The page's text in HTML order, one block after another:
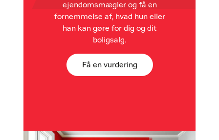
ejendomsmægler og få en
fornemmelse af, hvad hun eller
han kan gøre for dig og dit
boligsalg.
Få en vurdering